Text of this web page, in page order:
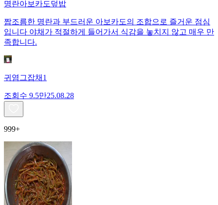
명란아보카도덮밥
짭조름한 명란과 부드러운 아보카도의 조합으로 즐거운 점심
입니다 야채가 적절하게 들어가서 식감을 놓치지 않고 매우 만
족합니다.
귀염그잡채1
조회수 9.5만25.08.28
999+